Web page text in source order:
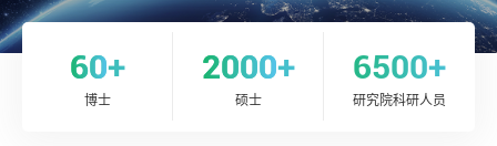
60+
博士
2000+
硕士
6500+
研究院科研人员